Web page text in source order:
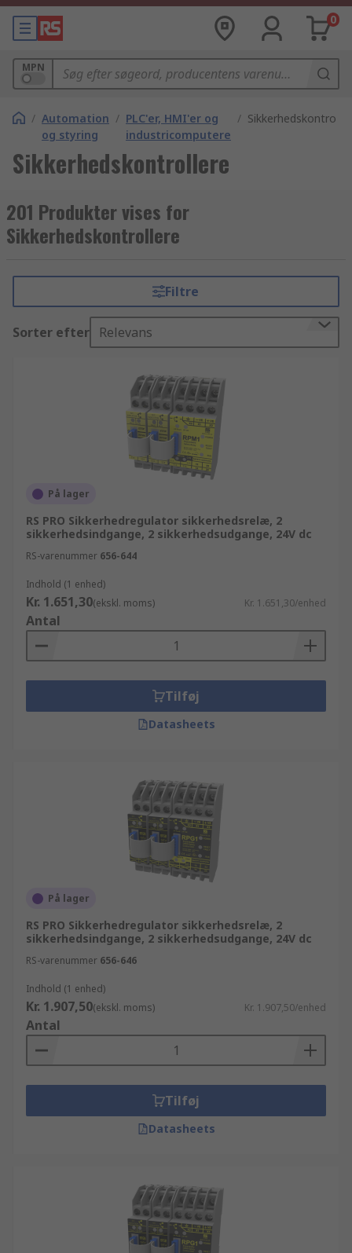
0
MPN
/ Automation
og styring
/ PLC'er, HMI'er og
industricomputere
/
Sikkerhedskontrollere
201 Produkter vises for
Sikkerhedskontrollere
Filtre
Sorter efter Relevans
På lager
RS PRO Sikkerhedregulator sikkerhedsrelæ, 2
sikkerhedsindgange, 2 sikkerhedsudgange, 24V dc
RS-varenummer 656-644
Indhold (1 enhed)
Kr. 1.651,30(ekskl. moms) Kr. 1.651,30/enhed
Antal
Tilføj
Datasheets
På lager
RS PRO Sikkerhedregulator sikkerhedsrelæ, 2
sikkerhedsindgange, 2 sikkerhedsudgange, 24V dc
RS-varenummer 656-646
Indhold (1 enhed)
Kr. 1.907,50(ekskl. moms) Kr. 1.907,50/enhed
Antal
Tilføj
Datasheets